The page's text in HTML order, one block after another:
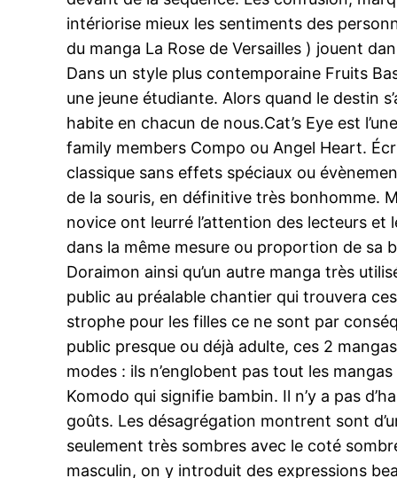
intériorise mieux les sentiments des
du manga La Rose de Versailles ) jouent
Dans un style plus contemporaine Fruits
une jeune étudiante. Alors quand le destin
habite en chacun de nous.Cat’s Eye est
family members Compo ou Angel Heart.
classique sans effets spéciaux ou
de la souris, en définitive très bonhomme.
novice ont leurré l’attention des lecteurs
dans la même mesure ou proportion de sa
Doraimon ainsi qu’un autre manga très
public au préalable chantier qui trouvera
strophe pour les filles ce ne sont par
public presque ou déjà adulte, ces 2
modes : ils n’englobent pas tout les
Komodo qui signifie bambin. Il n’y a pas
goûts. Les désagrégation montrent sont
seulement très sombres avec le coté
masculin, on y introduit des expressions